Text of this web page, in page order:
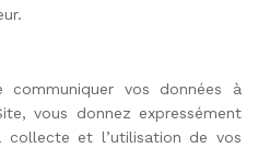
communiquer vos données à
vous donnez expressément
et l’utilisation de vos